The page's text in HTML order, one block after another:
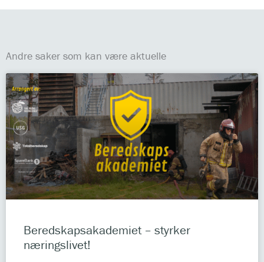
Andre saker som kan være aktuelle
Beredskapsakademiet – styrker
næringslivet!